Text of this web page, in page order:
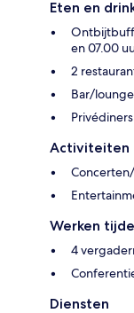
Eten en
en 07.00
2
Bar/lounge
Privédiners
Activiteiten
Werken
4
Diensten